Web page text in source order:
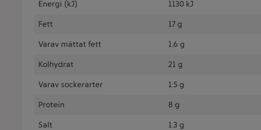
Energi (kJ) 1130 kJ
Fett 17 g
Varav mättat fett 1.6 g
Kolhydrat 21 g
Varav sockerarter 1.5 g
Protein 8 g
Salt 1.3 g